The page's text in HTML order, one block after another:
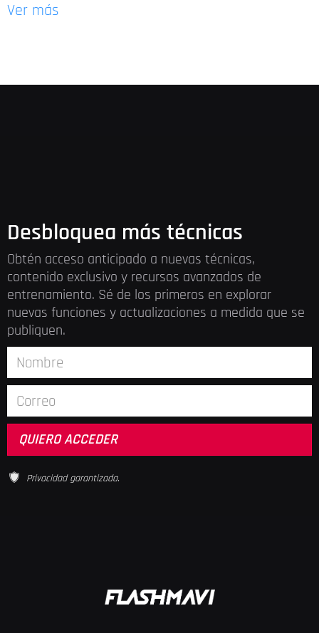
Ver más
Desbloquea más técnicas
Obtén acceso anticipado a nuevas técnicas,
contenido exclusivo y recursos avanzados de
entrenamiento. Sé de los primeros en explorar
nuevas funciones y actualizaciones a medida que se
publiquen.
Privacidad garantizada.